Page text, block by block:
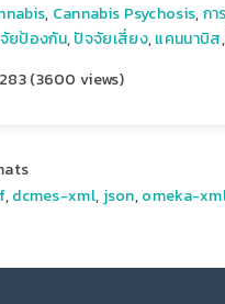
, Cannabis Psychosis,กา
ยป้องกัน,ปัจจัยเสี่ยง,แคนนาบิส
283(3600 views)
,dcmes-xml, json,omeka-